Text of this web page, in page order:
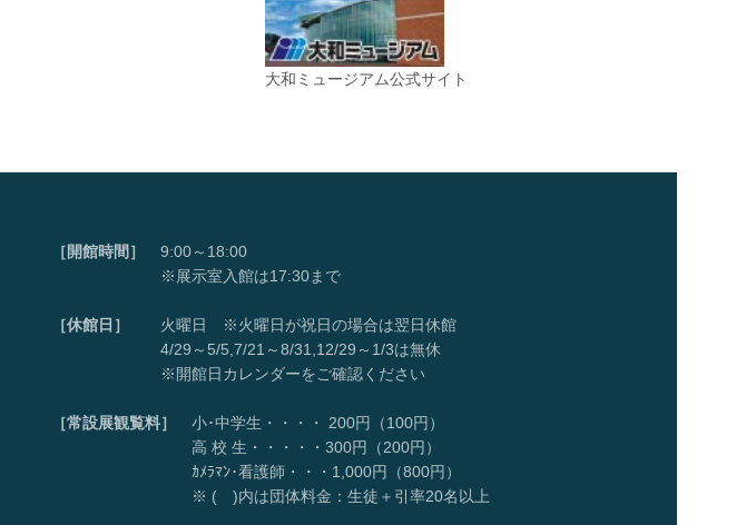
大和ミュージアム公式サイト
［開館時間］
9:00～18:00
※展示室入館は17:30まで
［休館日］
火曜日 ※火曜日が祝日の場合は翌日休館
4/29～5/5,7/21～8/31,12/29～1/3は無休
※開館日カレンダーをご確認ください
［常設展観覧料］
小･中学生・・・・ 200円（100円）
高 校 生・・・・・300円（200円）
ｶﾒﾗﾏﾝ･看護師・・・1,000円（800円）
※ ( )内は団体料金：生徒＋引率20名以上